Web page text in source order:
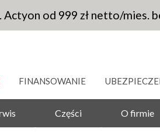
. Actyon od 999 zł netto/mies.
FINANSOWANIE
Części O firmie